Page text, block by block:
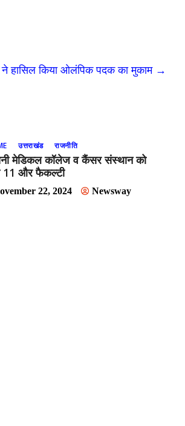
हासिल किया ओलंपिक पदक का मुकाम →
उत्तराखंड राजनीति
मेडिकल कॉलेज व कैंसर संस्थान को
11 और फैकल्टी
22, 2024 Newsway